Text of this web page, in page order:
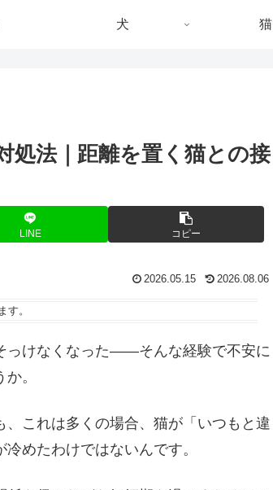
犬 猫
処法｜距離を置く猫との接
LINE コピー
2026.05.15 2026.08.06
す。
っけなくなった——そんな経験で不安に
。
、これは多くの場合、猫が「いつもと違
めたわけではないんです。